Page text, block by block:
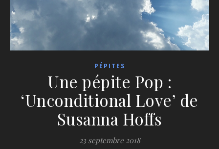
PÉPITES
Une pépite Pop :
‘Unconditional Love’ de
Susanna Hoffs
23 septembre 2018